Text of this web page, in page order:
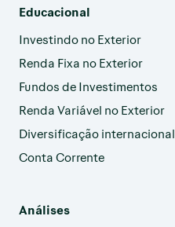
Educacional
Investindo no Exterior
Renda Fixa no Exterior
Fundos de Investimentos
Renda Variável no Exterior
Diversificação internacional
Conta Corrente
Análises